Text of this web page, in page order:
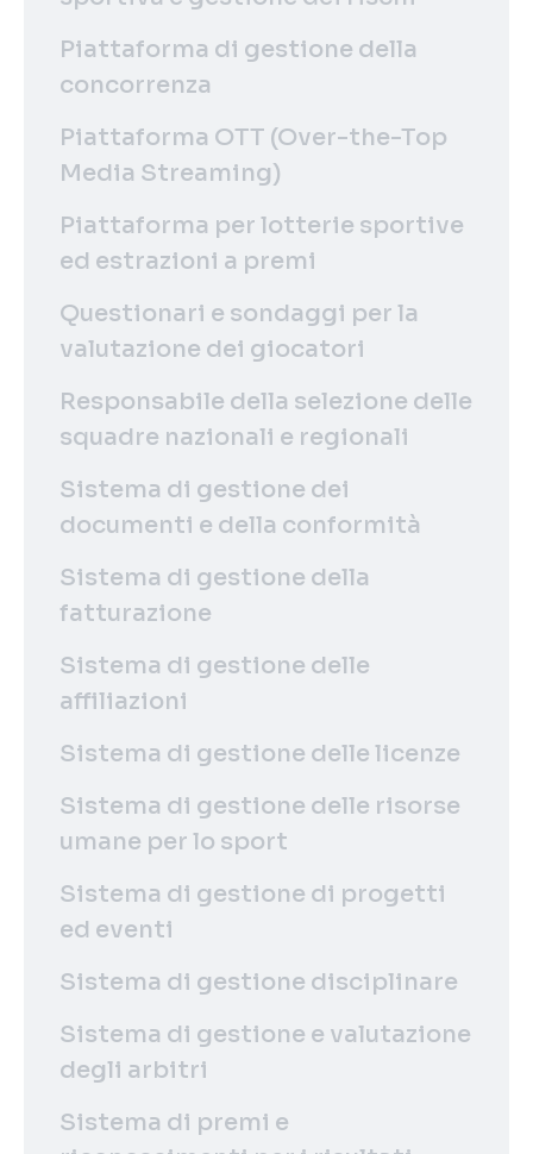
Piattaforma di gestione della
concorrenza
Piattaforma OTT (Over-the-Top
Media Streaming)
Piattaforma per lotterie sportive
ed estrazioni a premi
Questionari e sondaggi per la
valutazione dei giocatori
Responsabile della selezione delle
squadre nazionali e regionali
Sistema di gestione dei
documenti e della conformità
Sistema di gestione della
fatturazione
Sistema di gestione delle
affiliazioni
Sistema di gestione delle licenze
Sistema di gestione delle risorse
umane per lo sport
Sistema di gestione di progetti
ed eventi
Sistema di gestione disciplinare
Sistema di gestione e valutazione
degli arbitri
Sistema di premi e